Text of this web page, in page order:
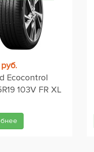
Ecocontrol
103V FR XL